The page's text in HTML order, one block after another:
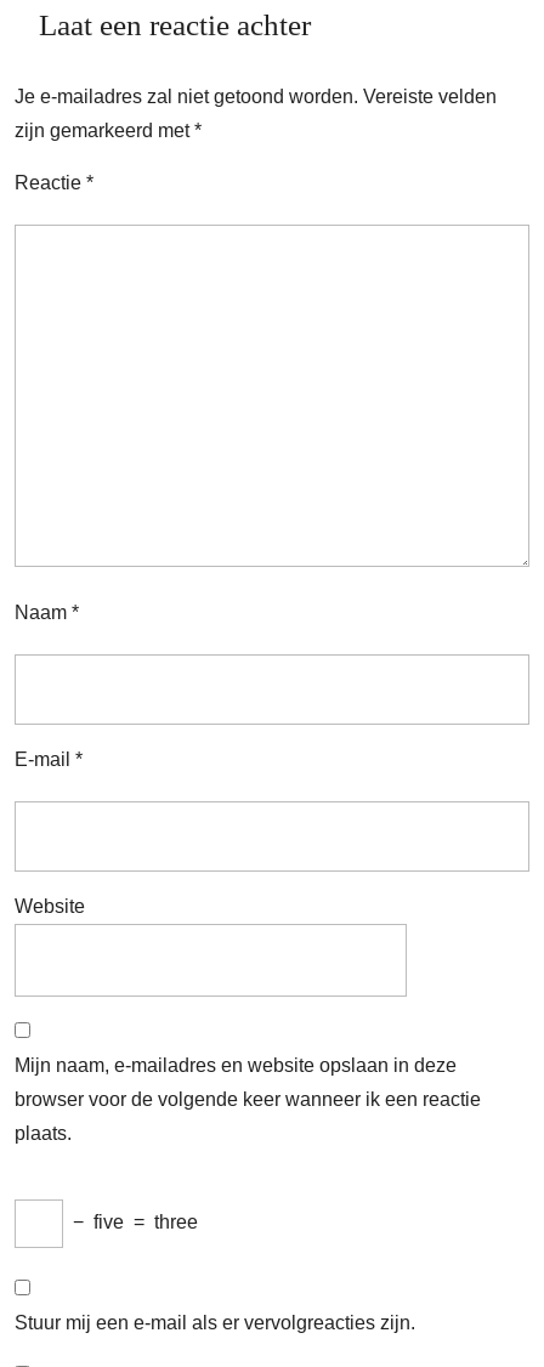
Laat een reactie achter
Je e-mailadres zal niet getoond worden. Vereiste velden
zijn gemarkeerd met*
Reactie *
Naam *
E-mail *
Website
Mijn naam, e-mailadres en website opslaan in deze
browser voor de volgende keer wanneer ik een reactie
plaats.
− five = three
Stuur mij een e-mail als er vervolgreacties zijn.